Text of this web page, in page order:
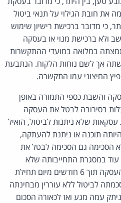
את חובת הגילוי על תנאי ביטול
כי מדובר ברכישת רישיון שימוש
ולא ברכישת מנוי או בעסקה
במלואה במועדי ההתקשרות
אך לשם נוחות הלקוח. הנתבעת
החיצוני עמו התקשרה.
והשבת כספי התמורה באופן
בסירובה לבטל את העסקה
שלא ניתנות לביטול, הואיל
תוכנה או ניתנת להעתקה,
הסכימה גם הסכימה לבטל את
במסגרת התחייבותה שלא
הוכחשה בדבר זכותו לבטל את העסקה תוך 6 חודשים מיום תחילת
לביטול ללא עוררין מבחינתה
עמה מגע ואז לכאורה הסכום